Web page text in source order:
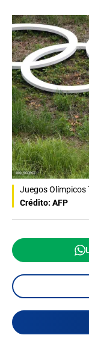
Juegos Olímpicos
Crédito: AFP